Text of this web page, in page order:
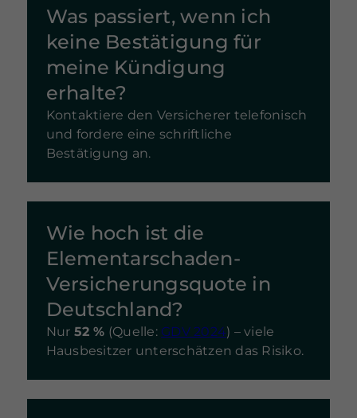
Was passiert, wenn ich
keine Bestätigung für
meine Kündigung
erhalte?
Kontaktiere den Versicherer telefonisch
und fordere eine schriftliche
Bestätigung an.
Wie hoch ist die
Elementarschaden-
Versicherungsquote in
Deutschland?
Nur 52 % (Quelle: GDV 2024) – viele
Hausbesitzer unterschätzen das Risiko.